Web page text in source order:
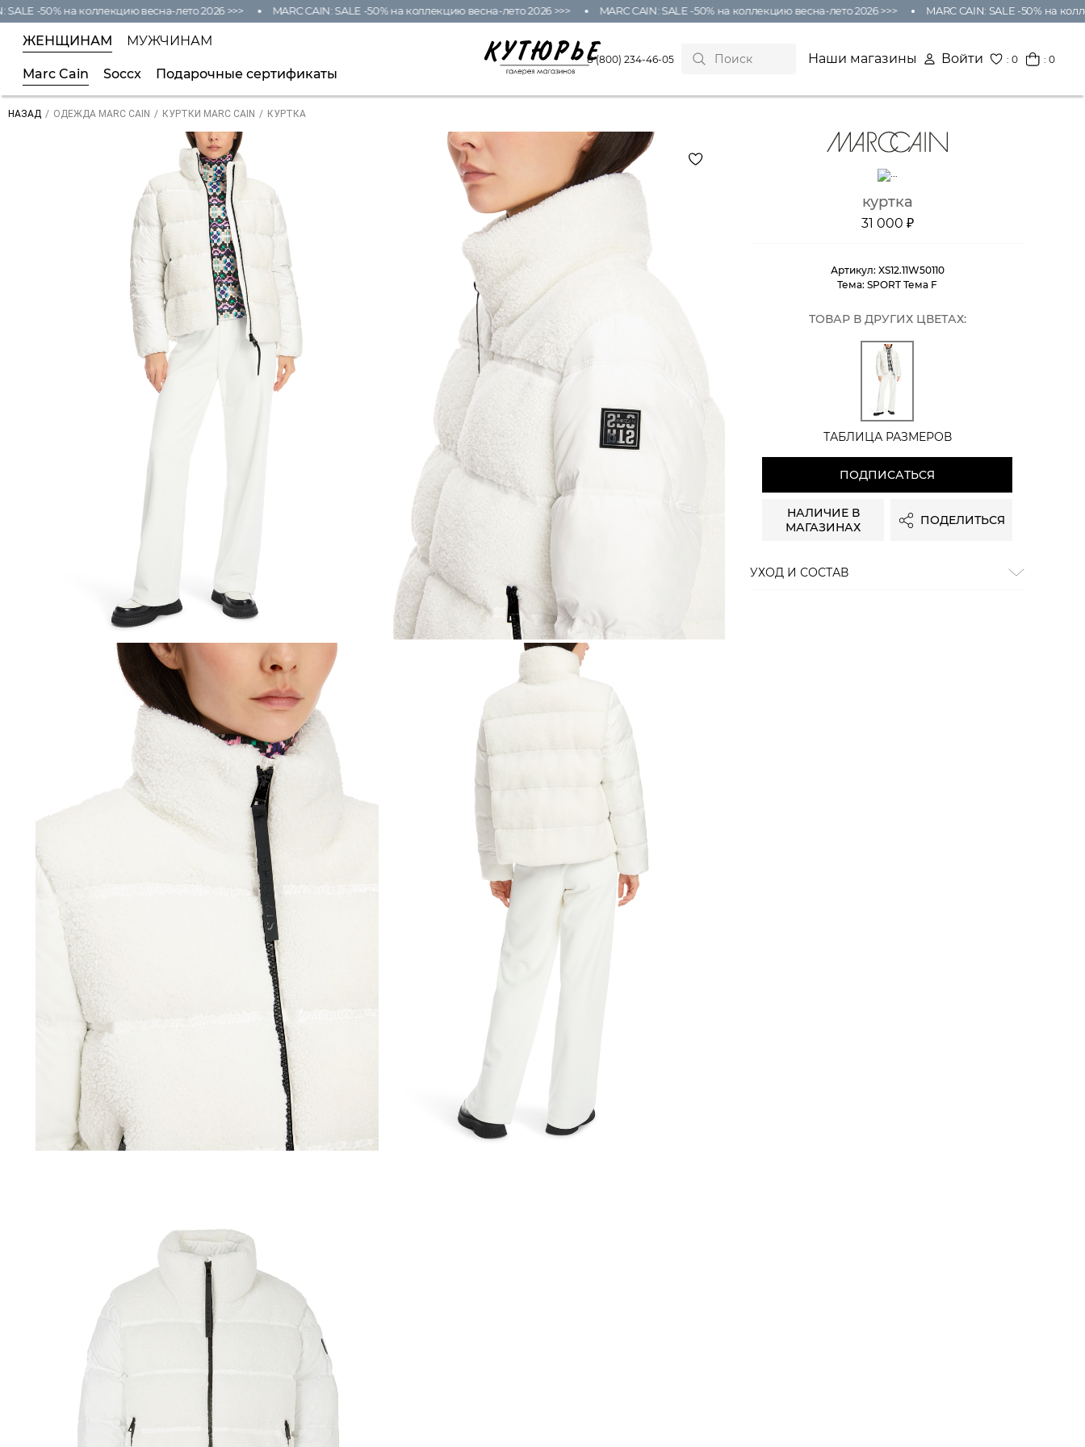
-50% на коллекцию весна-лето 2026 >>> MARC CAIN: SALE -50% на коллекцию весна-лето 2026 >>> MARC CAIN: SALE -50% на коллекцию весна-лето 2026 >>> MARC CAIN: SALE -50% на
ЖЕНЩИНАМ МУЖЧИНАМ
Marc Cain Soccx Подарочные сертификаты
8 (800) 234-46-05 Наши магазины Войти :0 : 0
НАЗАД / ОДЕЖДА MARC CAIN / КУРТКИ MARC CAIN / КУРТКА
куртка
31 000 ₽
Артикул: XS12.11W50110
Тема:SPORT Тема F
ТОВАР В ДРУГИХ ЦВЕТАХ:
ТАБЛИЦА РАЗМЕРОВ
ПОДПИСАТЬСЯ
НАЛИЧИЕ В
МАГАЗИНАХ
ПОДЕЛИТЬСЯ
УХОД И СОСТАВ